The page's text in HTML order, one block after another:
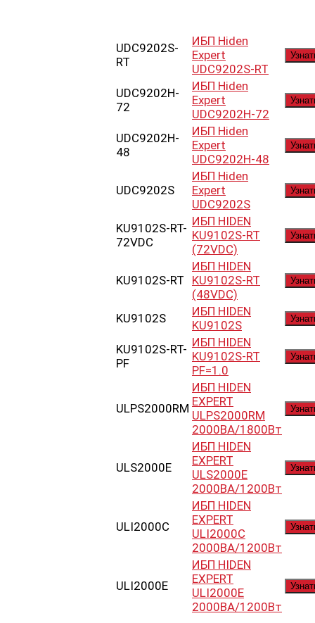
UDC9202S-
RT
ИБП Hiden
Expert
UDC9202S-RT
UDC9202H-
72
ИБП Hiden
Expert
UDC9202H-72
UDC9202H-
48
ИБП Hiden
Expert
UDC9202H-48
UDC9202S
ИБП Hiden
Expert
UDC9202S
KU9102S-RT-
72VDC
ИБП HIDEN
KU9102S-RT
(72VDC)
KU9102S-RT
ИБП HIDEN
KU9102S-RT
(48VDC)
KU9102S
ИБП HIDEN
KU9102S
KU9102S-RT-
PF
ИБП HIDEN
KU9102S-RT
PF=1.0
ULPS2000RM
ИБП HIDEN
EXPERT
ULPS2000RM
2000ВА/1800Вт
ULS2000E
ИБП HIDEN
EXPERT
ULS2000E
2000ВА/1200Вт
ULI2000C
ИБП HIDEN
EXPERT
ULI2000C
2000ВА/1200Вт
ULI2000E
ИБП HIDEN
EXPERT
ULI2000E
2000ВА/1200Вт